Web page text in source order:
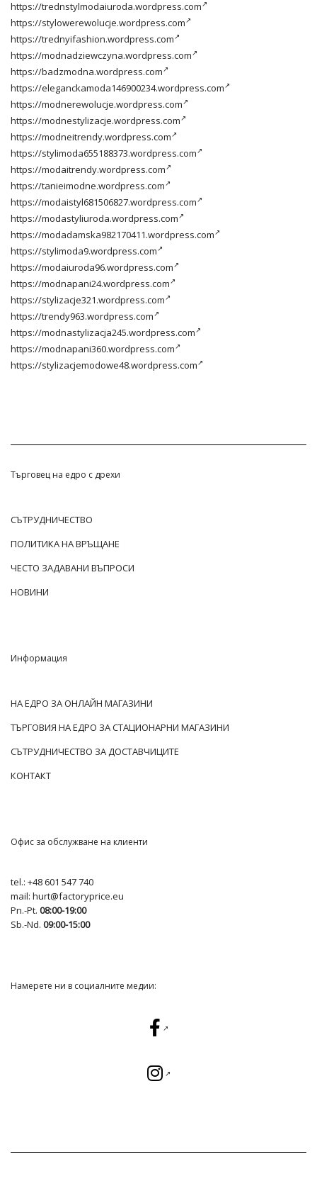
https://trednstylmodaiuroda.wordpress.com
https://stylowerewolucje.wordpress.com
https://trednyifashion.wordpress.com
https://modnadziewczyna.wordpress.com
https://badzmodna.wordpress.com
https://eleganckamoda146900234.wordpress.com
https://modnerewolucje.wordpress.com
https://modnestylizacje.wordpress.com
https://modneitrendy.wordpress.com
https://stylimoda655188373.wordpress.com
https://modaitrendy.wordpress.com
https://tanieimodne.wordpress.com
https://modaistyl681506827.wordpress.com
https://modastyliuroda.wordpress.com
https://modadamska982170411.wordpress.com
https://stylimoda9.wordpress.com
https://modaiuroda96.wordpress.com
https://modnapani24.wordpress.com
https://stylizacje321.wordpress.com
https://trendy963.wordpress.com
https://modnastylizacja245.wordpress.com
https://modnapani360.wordpress.com
https://stylizacjemodowe48.wordpress.com
Търговец на едро с дрехи
СЪТРУДНИЧЕСТВО
ПОЛИТИКА НА ВРЪЩАНЕ
ЧЕСТО ЗАДАВАНИ ВЪПРОСИ
НОВИНИ
Информация
НА ЕДРО ЗА ОНЛАЙН МАГАЗИНИ
ТЪРГОВИЯ НА ЕДРО ЗА СТАЦИОНАРНИ МАГАЗИНИ
СЪТРУДНИЧЕСТВО ЗА ДОСТАВЧИЦИТЕ
КОНТАКТ
Офис за обслужване на клиенти
tel.: +48 601 547 740
mail: hurt@factoryprice.eu
Pn.-Pt. 08:00-19:00
Sb.-Nd. 09:00-15:00
Намерете ни в социалните медии: